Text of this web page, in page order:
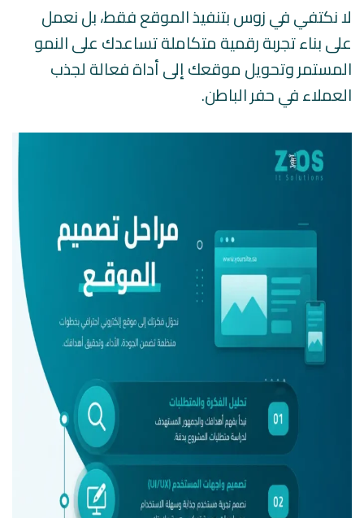
لا نكتفي في زوس بتنفيذ الموقع فقط، بل نعمل
على بناء تجربة رقمية متكاملة تساعدك على النمو
المستمر وتحويل موقعك إلى أداة فعالة لجذب
العملاء في حفر الباطن.